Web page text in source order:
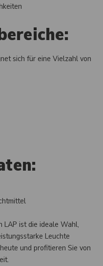
sich für eine Vielzahl von
ist die ideale Wahl,
Leuchte
und profitieren Sie von